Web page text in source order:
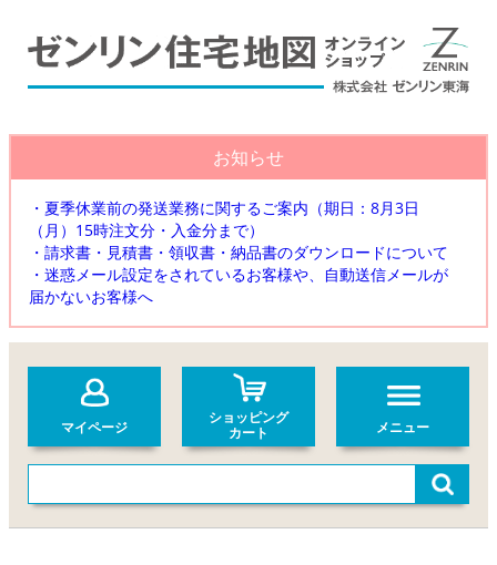
お知らせ
・夏季休業前の発送業務に関するご案内（期日：8月3日
（月）15時注文分・入金分まで）
・請求書・見積書・領収書・納品書のダウンロードについて
・迷惑メール設定をされているお客様や、自動送信メールが
届かないお客様へ
マイページ
ショッピング
カート
メニュー